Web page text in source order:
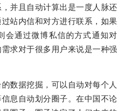
并且自动计算出是一度人脉还
站内信和对方进行联系，如果
会通过微博私信的方式通知对
求对于很多用户来说是一种强
数据挖掘，可以自动对每个人
息自动划分圈子。在中国不论